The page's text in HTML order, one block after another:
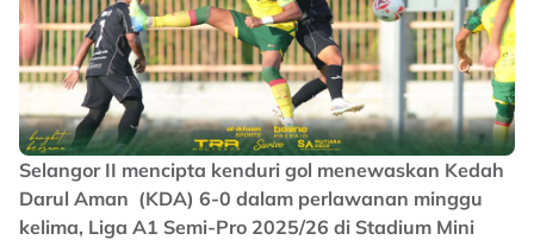
Selangor II mencipta kenduri gol menewaskan Kedah
Darul Aman (KDA) 6-0 dalam perlawanan minggu
kelima, Liga A1 Semi-Pro 2025/26 di Stadium Mini